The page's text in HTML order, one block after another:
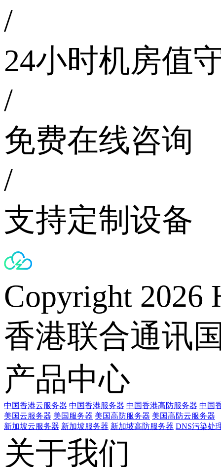
/
24小时机房值
/
免费在线咨询
/
支持定制设备
Copyright 2026
香港联合通讯
产品中心
中国香港云服务器 中国香港服务器 中国香港高防服务器 中国
美国云服务器 美国服务器 美国高防服务器 美国高防云服务器
新加坡云服务器 新加坡服务器 新加坡高防服务器 DNS污染处
关于我们